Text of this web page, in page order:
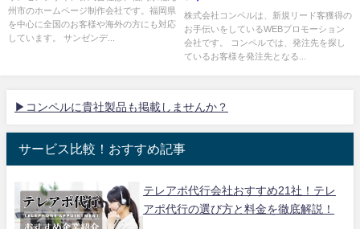
州市のホームページ制作会社です。福岡県
を中心に全国のお客様や海外の方にも対応
しています。 サンゼンデ...
株式会社コンペルは、新規リード客獲得の
お手伝いをしているWEBプロモーション
会社です。 コンペルでは、発注先を探し
ているお客様を発注先となる...
▶コンペルに貴社製品も掲載しませんか？
サービス比較！おすすめ記事
テレアポ代行会社おすすめ21社！テレ
アポ代行の選び方と料金を徹底解説！